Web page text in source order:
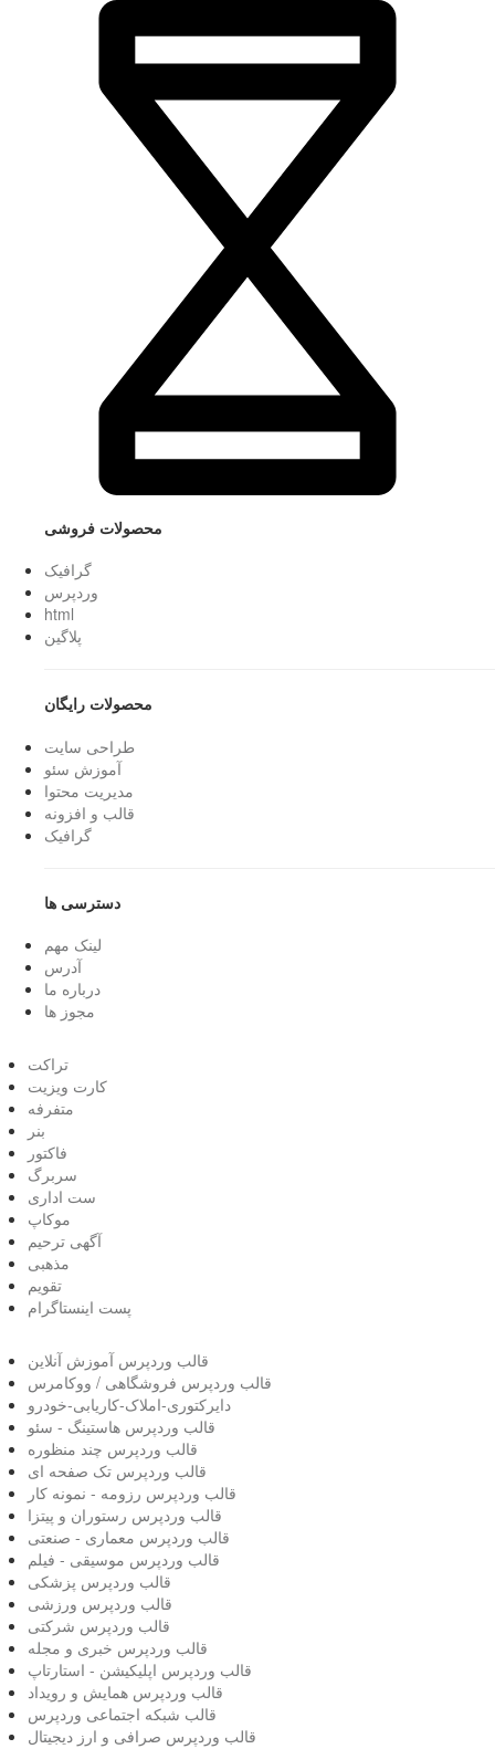
محصولات فروشی
گرافیک
وردپرس
html
پلاگین
محصولات رایگان
طراحی سایت
آموزش سئو
مدیریت محتوا
قالب و افزونه
گرافیک
دسترسی ها
لینک مهم
آدرس
درباره ما
مجوز ها
تراکت
کارت ویزیت
متفرفه
بنر
فاکتور
سربرگ
ست اداری
موکاپ
آگهی ترحیم
مذهبی
تقویم
پست اینستاگرام
قالب وردپرس آموزش آنلاین
قالب وردپرس فروشگاهی / ووکامرس
دایرکتوری-املاک-کاریابی-خودرو
قالب وردپرس هاستینگ - سئو
قالب وردپرس چند منظوره
قالب وردپرس تک صفحه ای
قالب وردپرس رزومه - نمونه کار
قالب وردپرس رستوران و پیتزا
قالب وردپرس معماری - صنعتی
قالب وردپرس موسیقی - فیلم
قالب وردپرس پزشکی
قالب وردپرس ورزشی
قالب وردپرس شرکتی
قالب وردپرس خبری و مجله
قالب وردپرس اپلیکیشن - استارتاپ
قالب وردپرس همایش و رویداد
قالب شبکه اجتماعی وردپرس
قالب وردپرس صرافی و ارز دیجیتال